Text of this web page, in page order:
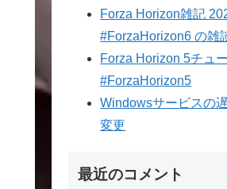
Forza Horizon雑記
#ForzaHorizon6 の雑
Forza Horizon 5チュ
#ForzaHorizon5
Windowsサービスの
変更
最近のコメント